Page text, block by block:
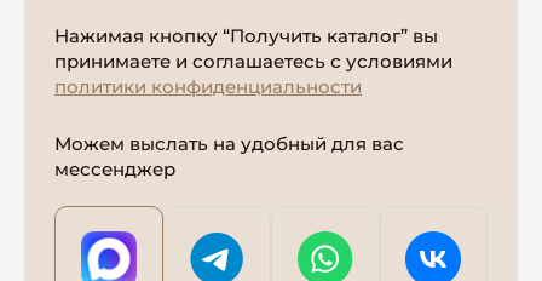
Нажимая кнопку “Получить каталог” вы
принимаете и соглашаетесь с условиями
политики конфиденциальности
Можем выслать на удобный для вас
мессенджер